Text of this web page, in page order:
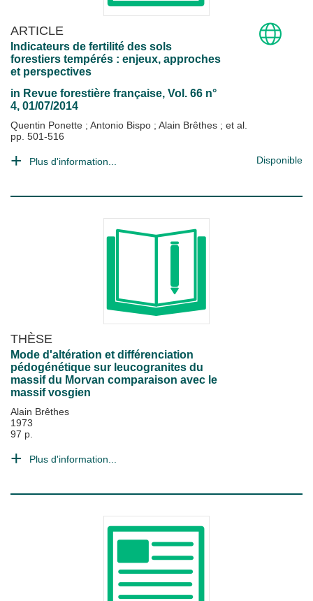
ARTICLE
Indicateurs de fertilité des sols
forestiers tempérés : enjeux, approches
et perspectives
in Revue forestière française, Vol. 66 n°
4, 01/07/2014
Quentin Ponette ; Antonio Bispo ; Alain Brêthes ; et al.
pp. 501-516
Plus d'information... Disponible
THÈSE
Mode d'altération et différenciation
pédogénétique sur leucogranites du
massif du Morvan comparaison avec le
massif vosgien
Alain Brêthes
1973
97 p.
Plus d'information...